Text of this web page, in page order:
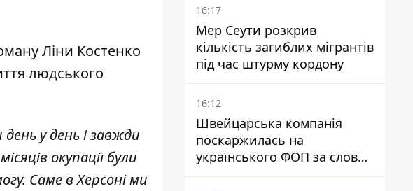
Ліни Костенко
людського
у день і завжди
окупації були
Саме в Херсоні ми
16:17
Мер Сеути розкрив
кількість загиблих мігрантів
під час штурму кордону
16:12
Швейцарська компанія
поскаржилась на
українського ФОП за слова
SUN SCRIPTION на упаковці